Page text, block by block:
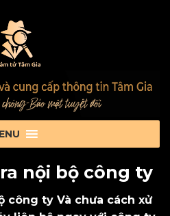
nội bộ công ty
công ty Và chưa cách xử